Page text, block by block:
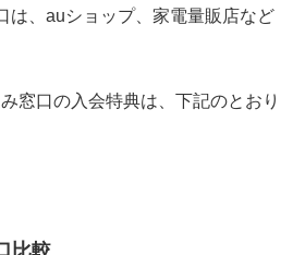
は、auショップ、家電量販店など
窓口の入会特典は、下記のとおり
比較